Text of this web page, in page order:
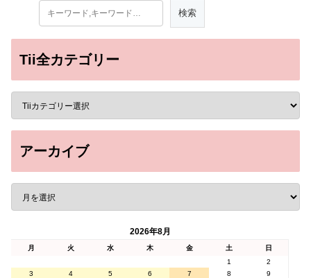
Tii全カテゴリー
アーカイブ
2026年8月
月 火 水 木 金 土
日
1
2
3
4 5 6 7 8
9